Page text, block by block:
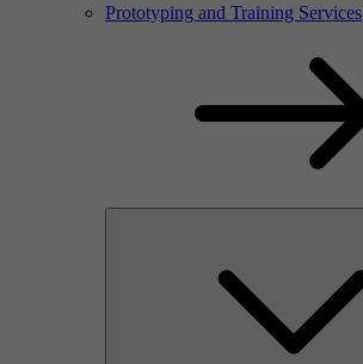
Prototyping and Training Services